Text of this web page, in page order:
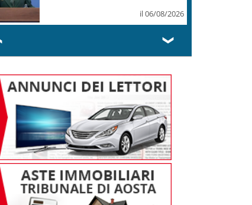
il 06/08/2026
❯